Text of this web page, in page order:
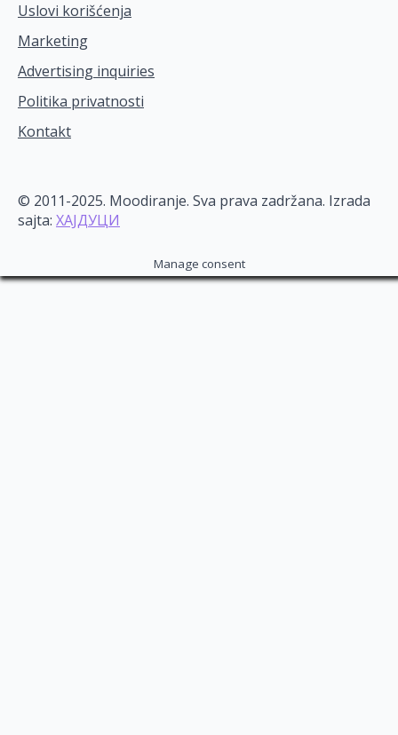
Uslovi korišćenja
Marketing
Advertising inquiries
Politika privatnosti
Kontakt
© 2011-2025. Moodiranje. Sva prava zadržana. Izrada
sajta: ХАЈДУЦИ
Manage consent